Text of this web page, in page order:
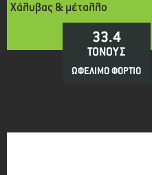
Χάλυβας & μέταλλο
33.4
ΤΟΝΟΥΣ
ΩΦΕΛΙΜΟ ΦΟΡΤΙΟ